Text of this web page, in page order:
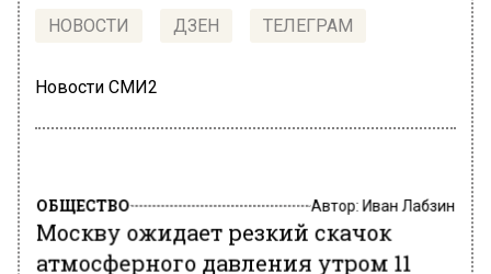
НОВОСТИ ДЗЕН ТЕЛЕГРАМ
Новости СМИ2
ОБЩЕСТВО Автор: Иван Лабзин
Москву ожидает резкий скачок
атмосферного давления утром 11